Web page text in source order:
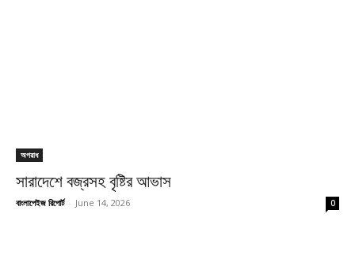
অপরাধ
সারাদেশে বজ্রসহ বৃষ্টির আভাস
বাংলাপেইজ রিপোর্ট - June 14, 2026 0